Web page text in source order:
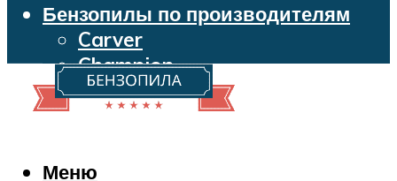
Бензопилы по производителям
Carver
Champion
Echo
Husqvarna
Makita
Меню